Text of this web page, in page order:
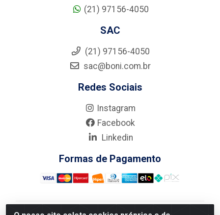
(21) 97156-4050
SAC
(21) 97156-4050
sac@boni.com.br
Redes Sociais
Instagram
Facebook
Linkedin
Formas de Pagamento